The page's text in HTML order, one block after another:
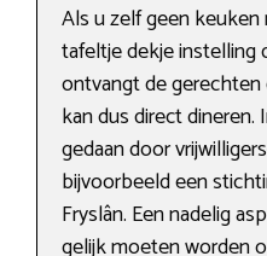
Als u zelf geen
tafeltje dekje instelling
ontvangt de gerechten
kan dus direct
gedaan door
bijvoorbeeld een
Fryslân. Een nadelig
gelijk moeten worden